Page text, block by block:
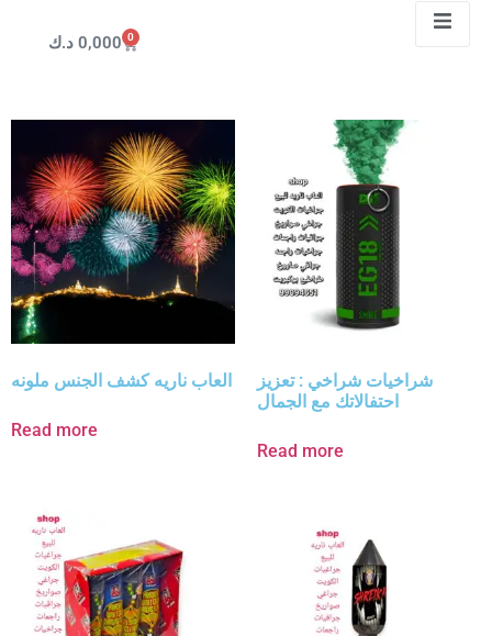
0,000 د.ك 0
جراغي جراغيات
العاب ناريه كشف الجنس ملونه
Read more
شراخيات شراخي : تعزيز
احتفالاتك مع الجمال
Read more